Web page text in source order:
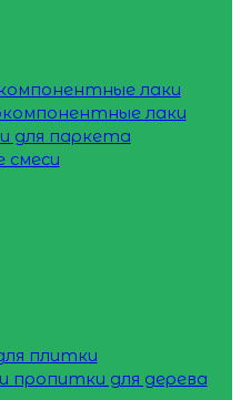
лаки
лаки
для паркета
плитки
пропитки для дерева